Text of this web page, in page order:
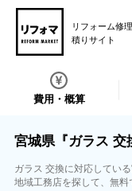
リフォーム修
積りサイト
費用・概算
宮城県『ガラス
ガラス 交換に対応してい
地域工務店を探して、無料